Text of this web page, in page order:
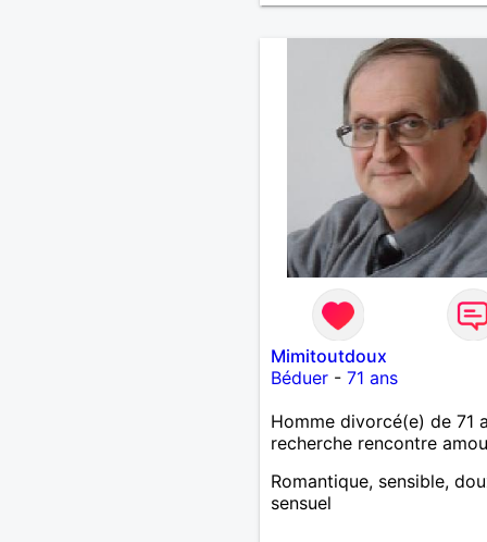
Mimitoutdoux
Béduer- 71 ans
Homme divorcé(e) de 71
recherche rencontre
Romantique, sensible,
sensuel